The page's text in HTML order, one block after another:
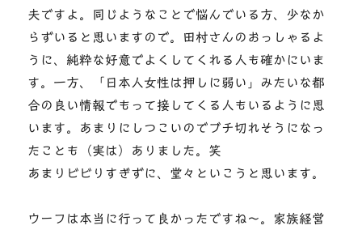
夫ですよ。同じようなことで悩んでいる方、少なか
らずいると思いますので。田村さんのおっしゃるよ
うに、純粋な好意でよくしてくれる人も確かにいま
す。一方、「日本人女性は押しに弱い」みたいな都
合の良い情報でもって接してくる人もいるように思
います。あまりにしつこいのでブチ切れそうになっ
たことも（実は）ありました。笑
あまりビビりすぎずに、堂々といこうと思います。
ウーフは本当に行って良かったですね～。家族経営